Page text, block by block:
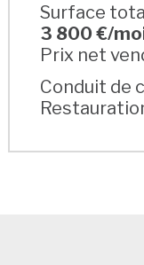
Surface
3 800 €/
Prix net
Conduit de